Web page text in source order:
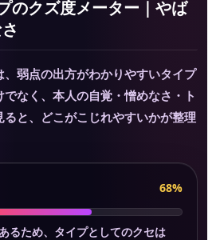
のクズ度メーター｜やば
弱点の出方がわかりやすいタイプ
なく、本人の自覚・憎めなさ・ト
と、どこがこじれやすいかが整理
68%
るため、タイプとしてのクセは